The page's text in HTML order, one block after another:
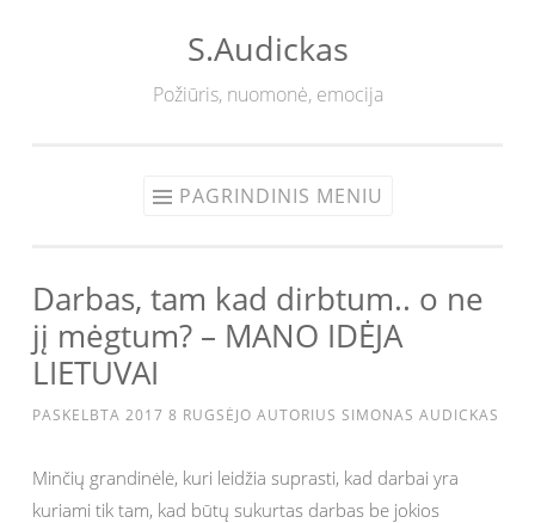
S.Audickas
Požiūris, nuomonė, emocija
PAGRINDINIS MENIU
Darbas, tam kad dirbtum.. o ne
jį mėgtum? – MANO IDĖJA
LIETUVAI
PASKELBTA 2017 8 RUGSĖJO AUTORIUS SIMONAS AUDICKAS
Minčių grandinėlė, kuri leidžia suprasti, kad darbai yra
kuriami tik tam, kad būtų sukurtas darbas be jokios